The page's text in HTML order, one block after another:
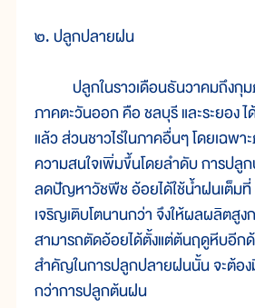
๒. ปลูกปลายฝน
ปลูกในราวเดือนธันวาคมถึงกุม
ภาคตะวันออก คือ ชลบุรี และระยอง
แล้ว ส่วนชาวไร่ในภาคอื่นๆ โดยเฉพา
ความสนใจเพิ่มขึ้นโดยลำดับ การป
ลดปัญหาวัชพืช อ้อยได้ใช้น้ำฝนเต็มที่
เจริญเติบโตนานกว่า จึงให้ผลผลิตสู
สามารถตัดอ้อยได้ตั้งแต่ต้นฤดูหีบอีก
สำคัญในการปลูกปลายฝนนั้น จะต้อง
กว่าการปลูกต้นฝน